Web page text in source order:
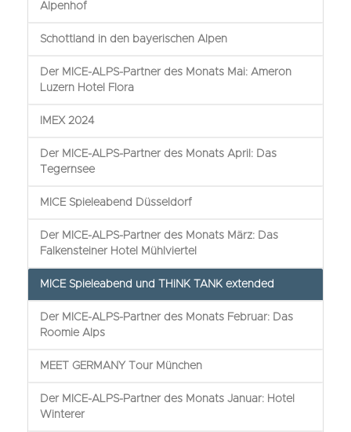
Alpenhof
Schottland in den bayerischen Alpen
Der MICE-ALPS-Partner des Monats Mai: Ameron
Luzern Hotel Flora
IMEX 2024
Der MICE-ALPS-Partner des Monats April: Das
Tegernsee
MICE Spieleabend Düsseldorf
Der MICE-ALPS-Partner des Monats März: Das
Falkensteiner Hotel Mühlviertel
MICE Spieleabend und THiNK TANK extended
Der MICE-ALPS-Partner des Monats Februar: Das
Roomie Alps
MEET GERMANY Tour München
Der MICE-ALPS-Partner des Monats Januar: Hotel
Winterer